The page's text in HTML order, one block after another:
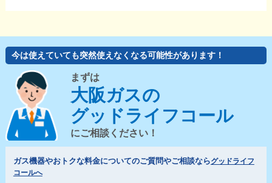
今は使えていても突然使えなくなる可能性があります！
まずは
大阪ガスの
グッドライフコール
にご相談ください！
ガス機器やおトクな料金についてのご質問やご相談ならグッドライフ
コールへ